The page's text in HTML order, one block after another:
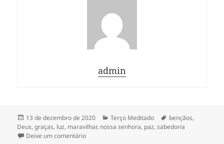
admin
Publicado
em
13 de dezembro de 2020 Categorias
Terço Meditado Tags
bençãos,
Deus,graças, luz, maravilhar, nossa senhora, paz,sabedoria
Deixe um comentárioem Terço do Conhecimento